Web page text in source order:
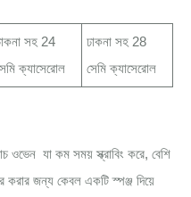
সহ 24
ক্যাসেরোল
ঢাকনা সহ 28
সেমি ক্যাসেরোল
ওভেন যা কম সময় স্ক্রাবিং করে, বেশি
করার জন্য কেবল একটি স্পঞ্জ দিয়ে